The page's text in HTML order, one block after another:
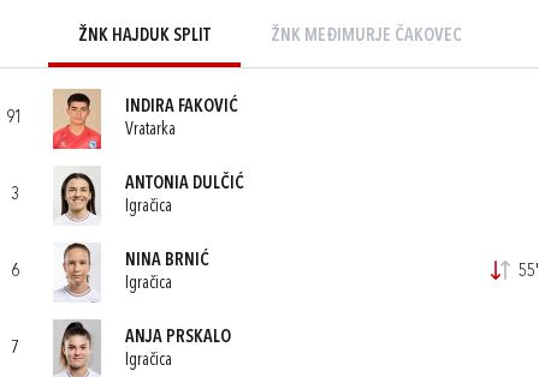
ŽNK HAJDUK SPLIT ŽNK MEĐIMURJE ČAKOVEC
91
INDIRA FAKOVIĆ
Vratarka
3
ANTONIA DULČIĆ
Igračica
6
NINA BRNIĆ
Igračica
55'
7
ANJA PRSKALO
Igračica